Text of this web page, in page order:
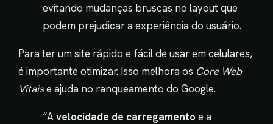
evitando mudanças bruscas no layout que
podem prejudicar a experiência do usuário.
Para ter um site rápido e fácil de usar em celulares,
é importante otimizar. Isso melhora os Core Web
Vitaise ajuda no ranqueamento do Google.
“Avelocidade de carregamento e a